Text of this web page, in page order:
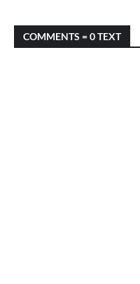
COMMENTS = 0 TEXT